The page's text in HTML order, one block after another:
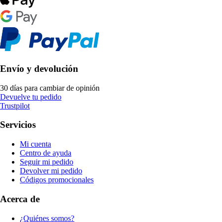
Envío y devolución
30 días para cambiar de opinión
Devuelve tu pedido
Trustpilot
Servicios
Mi cuenta
Centro de ayuda
Seguir mi pedido
Devolver mi pedido
Códigos promocionales
Acerca de
¿Quiénes somos?